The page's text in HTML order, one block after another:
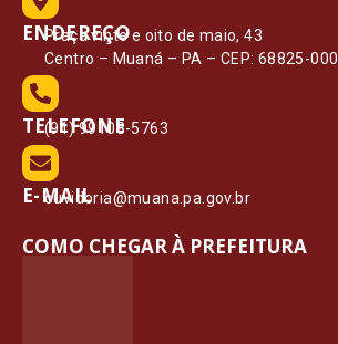
ENDEREÇO
Praça vinte e oito de maio, 43
Centro – Muaná – PA – CEP: 68825-000
TELEFONE
(91) 99108-5763
E-MAIL
ouvidoria@muana.pa.gov.br
COMO CHEGAR À PREFEITURA